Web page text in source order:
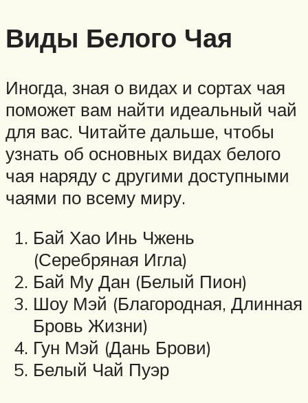
Виды Белого Чая
Иногда, зная о видах и сортах чая
поможет вам найти идеальный чай
для вас. Читайте дальше, чтобы
узнать об основных видах белого
чая наряду с другими доступными
чаями по всему миру.
Бай Хао Инь Чжень
(Серебряная Игла)
Бай Му Дан (Белый Пион)
Шоу Мэй (Благородная, Длинная
Бровь Жизни)
Гун Мэй (Дань Брови)
Белый Чай Пуэр